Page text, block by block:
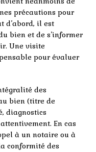
précautions pour
d’abord, il est
bien et de s’informer
Une visite
pour évaluer
des
bien (titre de
diagnostics
En cas
à un notaire ou à
conformité des